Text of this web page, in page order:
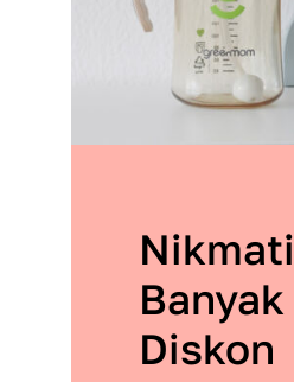
Nikmati
Banyak
Diskon